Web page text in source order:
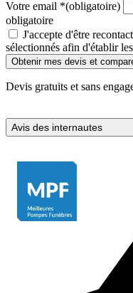
Votre email *(obligatoire)
obligatoire
J'accepte d'être
sélectionnés afin d'établir
Devis gratuits et sans
Avis des internautes